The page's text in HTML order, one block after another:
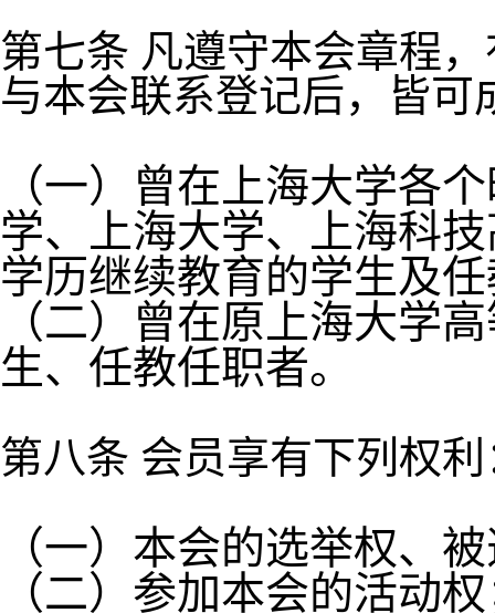
第七条 凡遵守本会章程
与本会联系登记后，皆可
（一）曾在上海大学各
学、上海大学、上海科
学历继续教育的学生及
（二）曾在原上海大学
生、任教任职者。
第八条 会员享有下列权利
（一）本会的选举权、
（二）参加本会的活动